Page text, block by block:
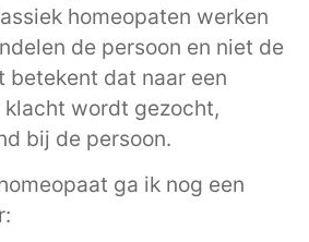
homeopaten werken
de persoon en niet de
betekent dat naar een
wordt gezocht,
bij de persoon.
ga ik nog een